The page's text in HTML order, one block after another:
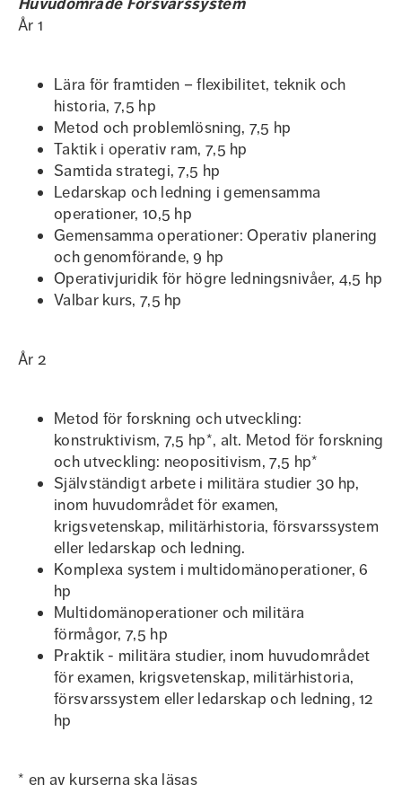
År 1
Lära för framtiden – flexibilitet, teknik och
historia, 7,5 hp
Metod och problemlösning, 7,5 hp
Taktik i operativ ram, 7,5 hp
Samtida strategi, 7,5 hp
Ledarskap och ledning i gemensamma
operationer, 10,5 hp
Gemensamma operationer: Operativ planering
och genomförande, 9 hp
Operativjuridik för högre ledningsnivåer, 4,5 hp
Valbar kurs, 7,5 hp
År 2
Metod för forskning och utveckling:
konstruktivism, 7,5 hp*, alt. Metod för forskning
och utveckling: neopositivism, 7,5 hp*
Självständigt arbete i militära studier 30 hp,
inom huvudområdet för examen,
krigsvetenskap, militärhistoria, försvarssystem
eller ledarskap och ledning.
Komplexa system i multidomänoperationer, 6
hp
Multidomänoperationer och militära
förmågor, 7,5 hp
Praktik - militära studier, inom huvudområdet
för examen, krigsvetenskap, militärhistoria,
försvarssystem eller ledarskap och ledning, 12
hp
* en av kurserna ska läsas